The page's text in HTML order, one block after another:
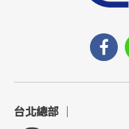
台北總部 ｜